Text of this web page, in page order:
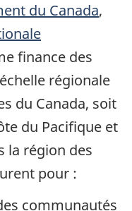
du Canada,
finance des
régionale
du Canada, soit
du Pacifique et
la région des
pour :
communautés